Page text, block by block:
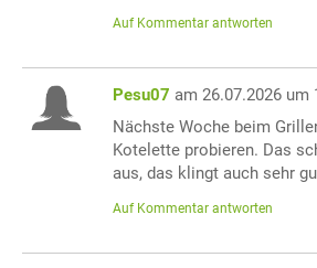
Auf Kommentar antworten
Pesu07 am 26.07.2026 um
Nächste Woche beim
Kotelette probieren. Das
aus, das klingt auch sehr
Auf Kommentar antworten